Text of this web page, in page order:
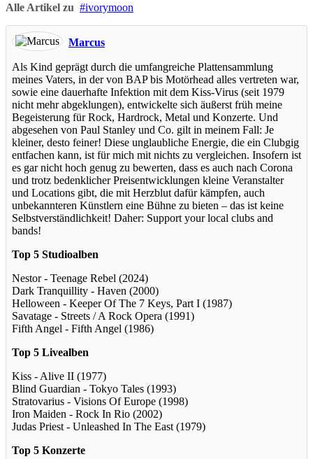
Alle Artikel zu ivorymoon
Marcus
Als Kind geprägt durch die umfangreiche Plattensammlung
meines Vaters, in der von BAP bis Motörhead alles vertreten war,
sowie eine dauerhafte Infektion mit dem Kiss-Virus (seit 1979
nicht mehr abgeklungen), entwickelte sich äußerst früh meine
Begeisterung für Rock, Hardrock, Metal und Konzerte. Und
abgesehen von Paul Stanley und Co. gilt in meinem Fall: Je
kleiner, desto feiner! Diese unglaubliche Energie, die ein Clubgig
entfachen kann, ist für mich mit nichts zu vergleichen. Insofern ist
es gar nicht hoch genug zu bewerten, dass es auch nach Corona
und trotz bedenklicher Preisentwicklungen kleine Veranstalter
und Locations gibt, die mit Herzblut dafür kämpfen, auch
unbekannteren Künstlern eine Bühne zu bieten – das ist keine
Selbstverständlichkeit! Daher: Support your local clubs and
bands!
Top 5 Studioalben
Nestor - Teenage Rebel (2024)
Dark Tranquillity - Haven (2000)
Helloween - Keeper Of The 7 Keys, Part I (1987)
Savatage - Streets / A Rock Opera (1991)
Fifth Angel - Fifth Angel (1986)
Top 5 Livealben
Kiss - Alive II (1977)
Blind Guardian - Tokyo Tales (1993)
Stratovarius - Visions Of Europe (1998)
Iron Maiden - Rock In Rio (2002)
Judas Priest - Unleashed In The East (1979)
Top 5 Konzerte